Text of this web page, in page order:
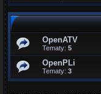
OpenATV
Tematy: 5
OpenPLi
Tematy: 3